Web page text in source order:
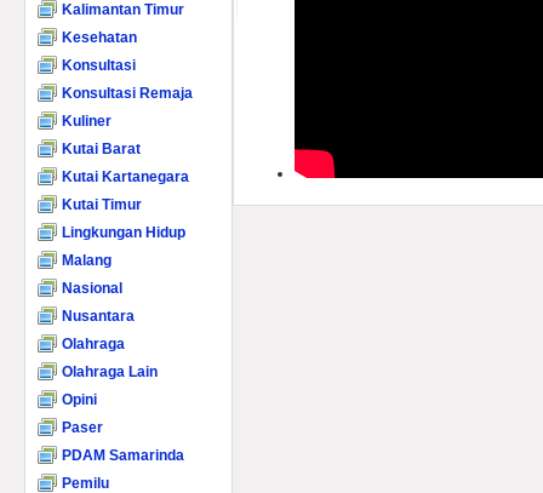
Kalimantan Timur
Kesehatan
Konsultasi
Konsultasi Remaja
Kuliner
Kutai Barat
Kutai Kartanegara
Kutai Timur
Lingkungan Hidup
Malang
Nasional
Nusantara
Olahraga
Olahraga Lain
Opini
Paser
PDAM Samarinda
Pemilu